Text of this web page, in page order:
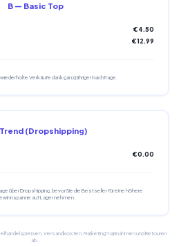
B — Basic Top
€4.50
€12.99
Verkäufe dank ganzjähriger Nachfrage.
(Dropshipping)
€0.00
über Dropshipping, bevor Sie die Bestseller für eine höhere
auf Lager nehmen.
Versandkosten, Marketingmaßnahmen und Retouren
ab..